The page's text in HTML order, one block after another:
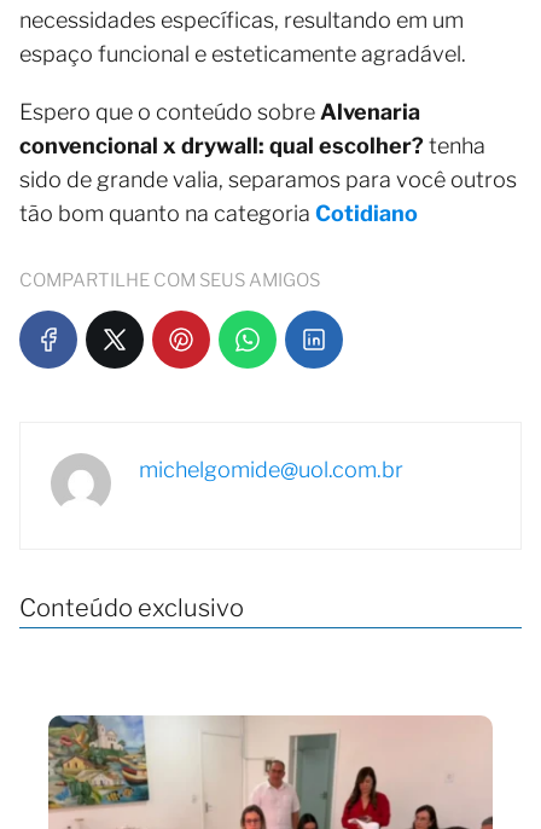
necessidades específicas, resultando em um
espaço funcional e esteticamente agradável.
Espero que o conteúdo sobre Alvenaria
convencional x drywall: qual escolher?tenha
sido de grande valia, separamos para você outros
tão bom quanto na categoria Cotidiano
COMPARTILHE COM SEUS AMIGOS
michelgomide@uol.com.br
Conteúdo exclusivo